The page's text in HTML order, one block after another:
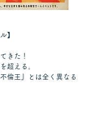
】
きた！
超える。
倫王』とは全く異なる